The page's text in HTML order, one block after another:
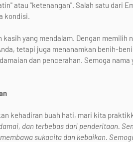
atau "ketenangan". Salah satu dari
kondisi.
yang mendalam. Dengan memilih
tetapi juga menanamkan benih-
dan pencerahan. Semoga
kehadiran buah hati, mari kita
dan terbebas dari penderitaan.
sukacita dan kebaikan.